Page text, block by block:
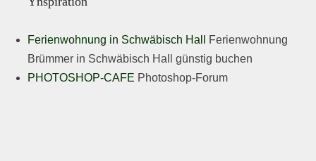
Ferienwohnung in Schwäbisch Hall
Ferienwohnung
Brümmer in Schwäbisch Hall günstig buchen
PHOTOSHOP-CAFE Photoshop-Forum